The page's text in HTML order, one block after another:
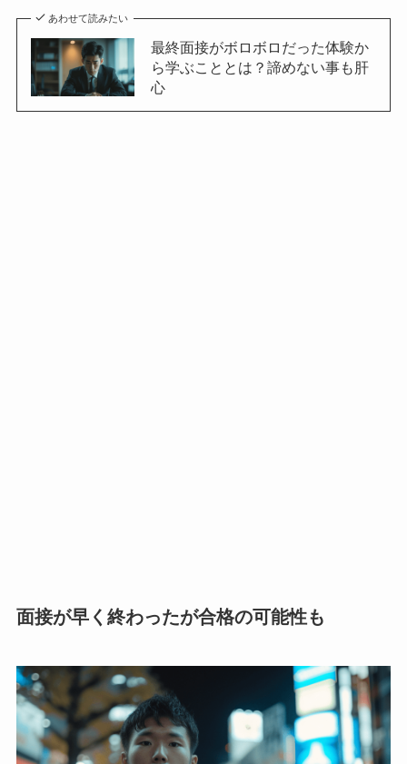
あわせて読みたい
最終面接がボロボロだった体験か
ら学ぶこととは？諦めない事も肝
心
面接が早く終わったが合格の可能性も